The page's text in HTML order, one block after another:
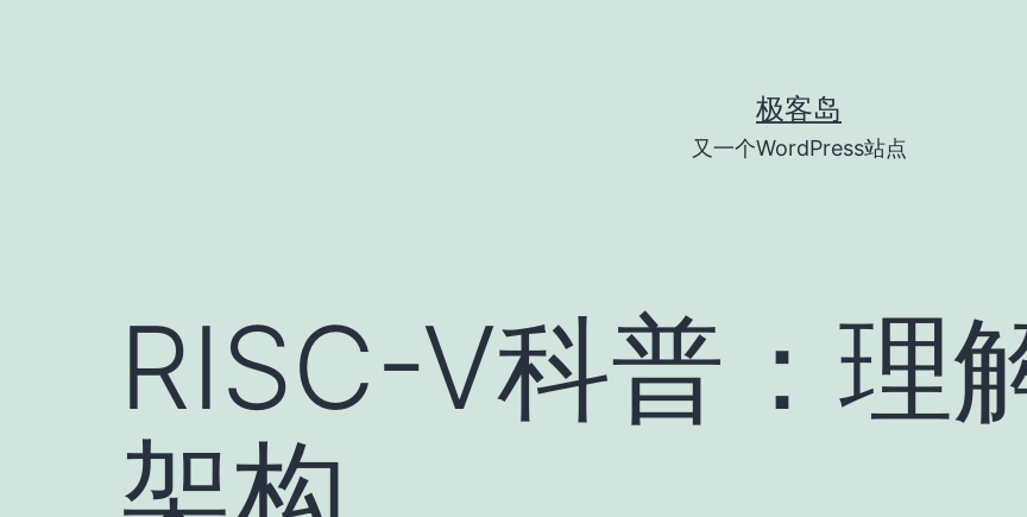
极客岛
又一个WordPress站点
RISC-V科普：理